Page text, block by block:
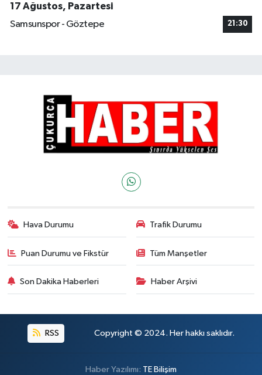
17 Ağustos, Pazartesi
Samsunspor - Göztepe
21:30
Hava Durumu Trafik Durumu
Puan Durumu ve Fikstür Tüm Manşetler
Son Dakika Haberleri Haber Arşivi
RSS Copyright © 2024. Her hakkı saklıdır.
Haber Yazılımı: TE Bilişim